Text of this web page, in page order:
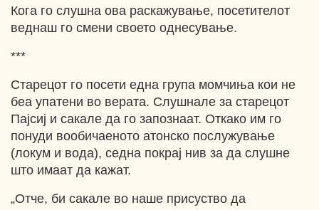
Кога го слушна ова раскажување, посетителот
веднаш го смени своето однесување.
***
Старецот го посети една група момчиња кои не
беа упатени во верата. Слушнале за старецот
Пајсиј и сакале да го запознаат. Откако им го
понуди вообичаеното атонско послужување
(локум и вода), седна покрај нив за да слушне
што имаат да кажат.
„Отче, би сакале во наше присуство да